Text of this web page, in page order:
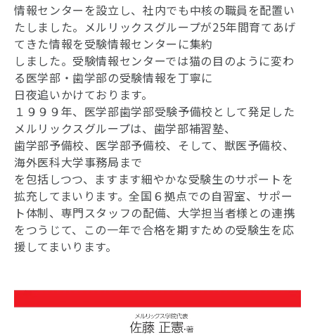
情報センターを設立し、社内でも中核の職員を配置い
たしました。メルリックスグループが25年間育てあげ
てきた情報を受験情報センターに集約
しました。受験情報センターでは猫の目のように変わ
る医学部・歯学部の受験情報を丁寧に
日夜追いかけております。
１９９９年、医学部歯学部受験予備校として発足した
メルリックスグループは、歯学部補習塾、
歯学部予備校、医学部予備校、そして、獣医予備校、
海外医科大学事務局まで
を包括しつつ、ますます細やかな受験生のサポートを
拡充してまいります。全国６拠点での自習室、サポー
ト体制、専門スタッフの配備、大学担当者様との連携
をつうじて、この一年で合格を期すための受験生を応
援してまいります。